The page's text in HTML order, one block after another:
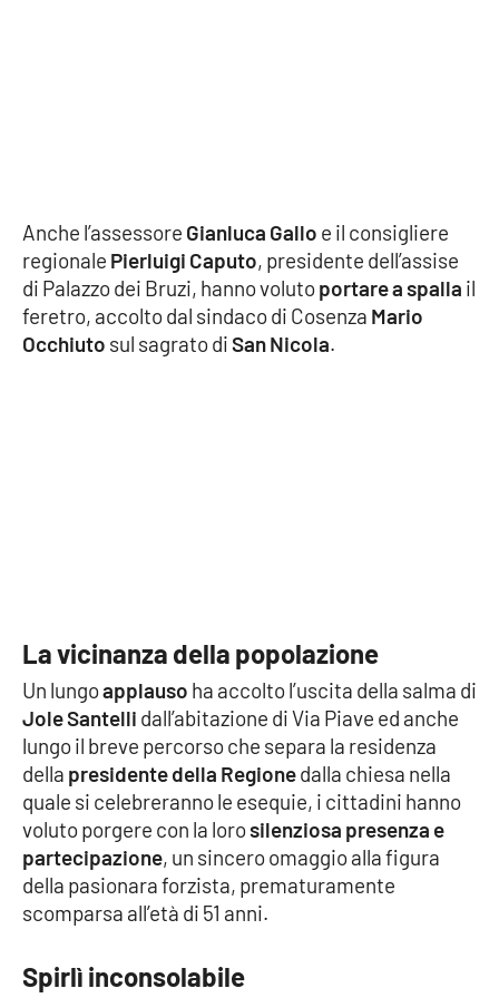
Società
Sport
Le perfidie di Antonella Grippo
Venti di comunicazione
STREAMING
LaC TV
Anche l’assessore Gianluca Gallo e il consigliere
regionale Pierluigi Caputo, presidente dell’assise
di Palazzo dei Bruzi, hanno volutoportare a spalla il
feretro, accolto dal sindaco di Cosenza Mario
Occhiuto sul sagrato diSan Nicola.
La vicinanza della popolazione
Un lungoapplauso ha accolto l’uscita della salma di
Jole Santelli dall’abitazione di Via Piave ed anche
lungo il breve percorso che separa la residenza
della presidente della Regionedalla chiesa nella
quale si celebreranno le esequie, i cittadini hanno
voluto porgere con la lorosilenziosa presenza e
partecipazione, un sincero omaggio alla figura
della pasionara forzista, prematuramente
scomparsa all’età di 51 anni.
Spirlì inconsolabile